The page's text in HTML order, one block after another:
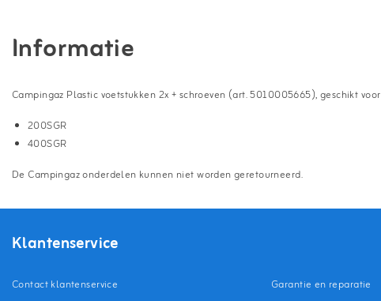
Informatie
Campingaz Plastic voetstukken 2x + schroeven (art. 5010005665), geschikt
200SGR
400SGR
De Campingaz onderdelen kunnen niet worden geretourneerd.
Klantenservice
Contact klantenservice
Garantie en reparatie